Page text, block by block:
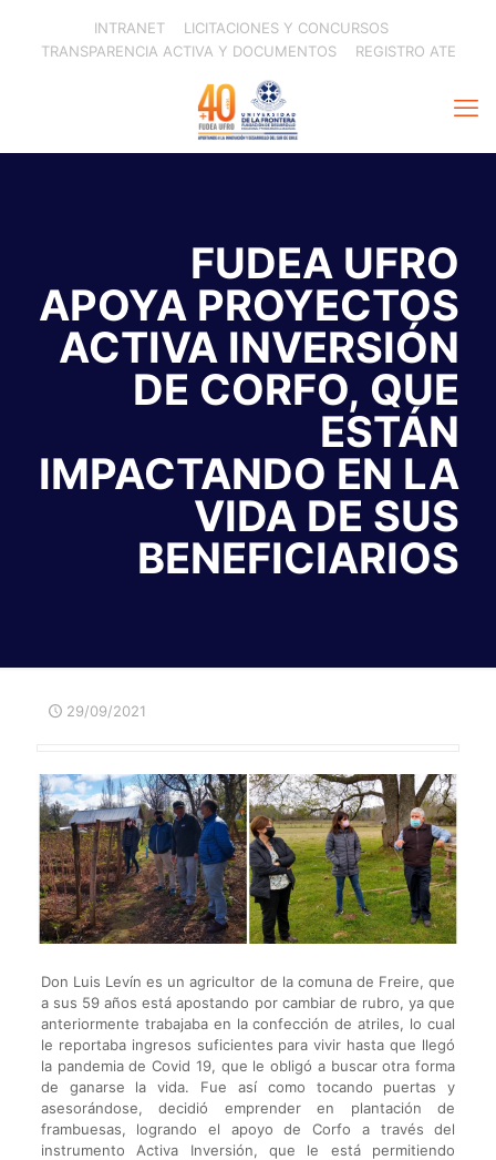
INTRANET
LICITACIONES Y CONCURSOS
TRANSPARENCIA ACTIVA Y DOCUMENTOS
REGISTRO ATE
FUDEA UFRO
APOYA PROYECTOS
ACTIVA INVERSIÓN
DE CORFO, QUE
ESTÁN
IMPACTANDO EN LA
VIDA DE SUS
BENEFICIARIOS
29/09/2021
Don Luis Levín es un agricultor de la comuna de Freire, que
a sus 59 años está apostando por cambiar de rubro, ya que
anteriormente trabajaba en la confección de atriles, lo cual
le reportaba ingresos suficientes para vivir hasta que llegó
la pandemia de Covid 19, que le obligó a buscar otra forma
de ganarse la vida. Fue así como tocando puertas y
asesorándose, decidió emprender en plantación de
frambuesas, logrando el apoyo de Corfo a través del
instrumento Activa Inversión, que le está permitiendo